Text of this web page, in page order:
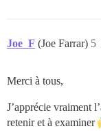
Joe_F (Joe Farrar) 5
Merci à tous,
J’apprécie vraiment
retenir et à examiner